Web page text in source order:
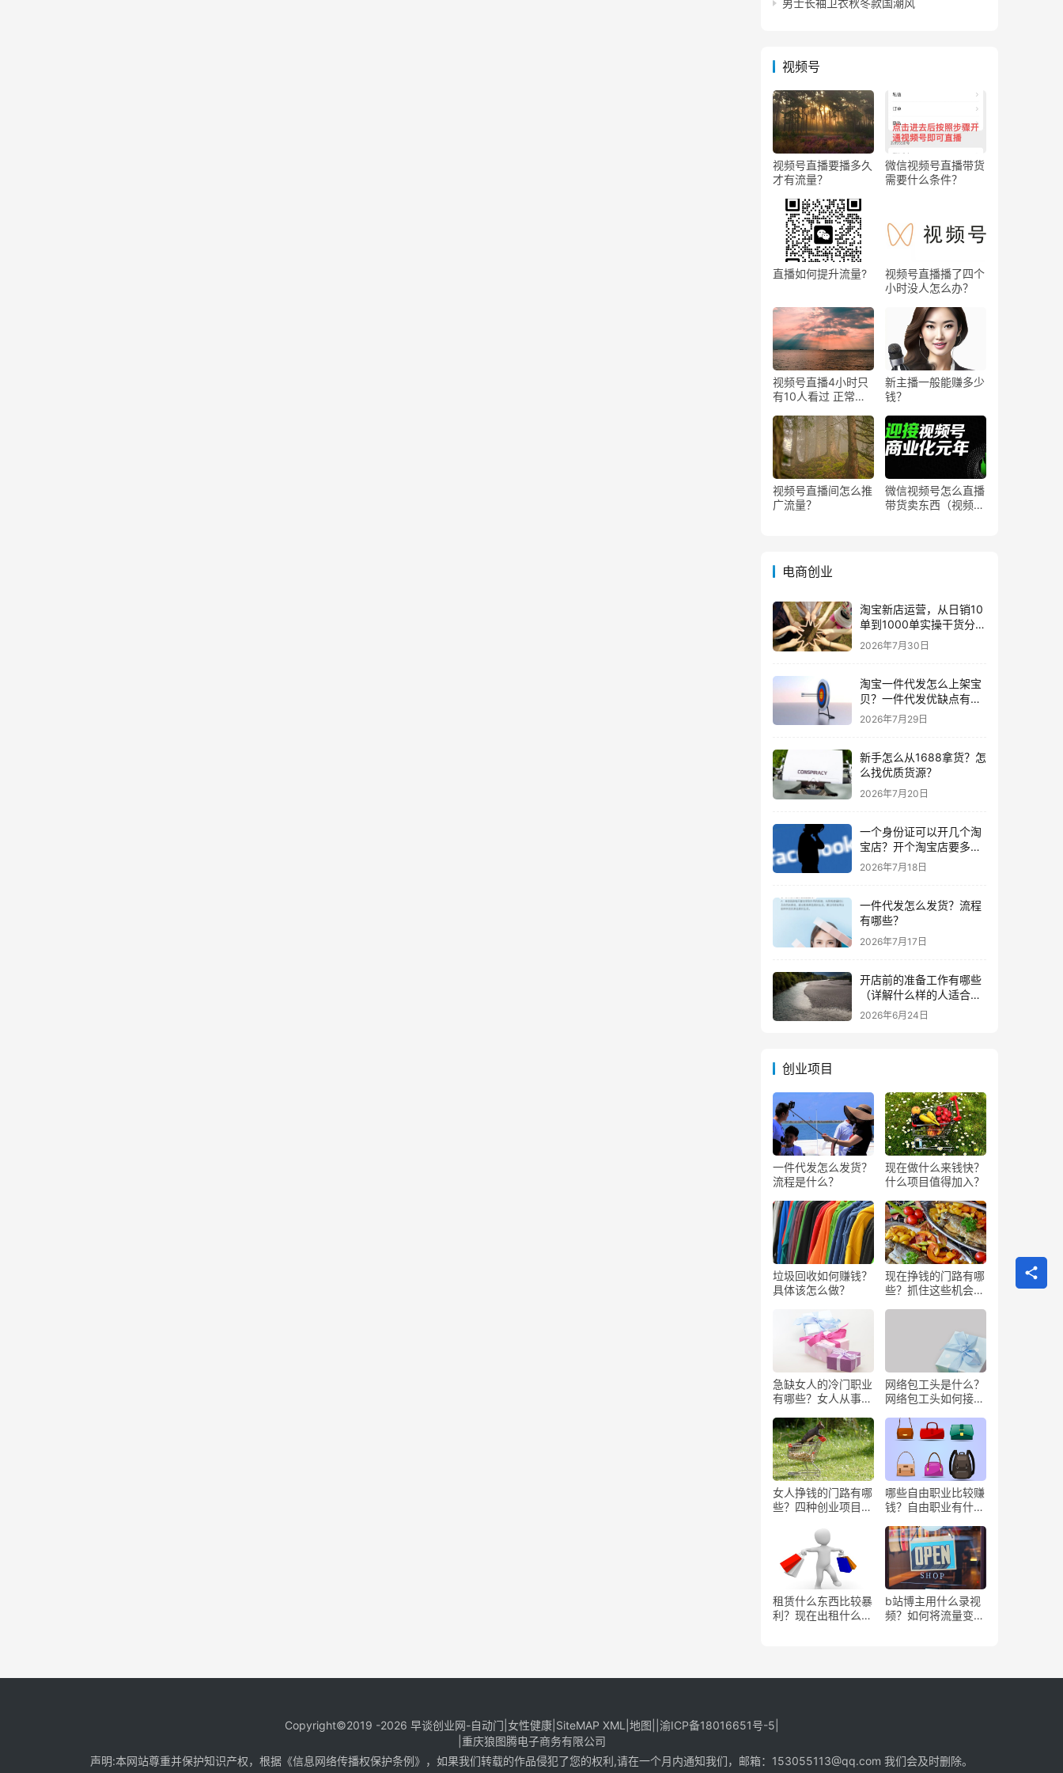
男士长袖卫衣秋冬款国潮风
视频号
视频号直播要播多久
才有流量？
微信视频号直播带货
需要什么条件？
直播如何提升流量?
视频号直播播了四个
小时没人怎么办？
视频号直播4小时只
有10人看过 正常
新主播一般能赚多少
钱？
视频号直播间怎么推
广流量？
微信视频号怎么直播
带货卖东西（视频号
电商创业
淘宝新店运营，从日销10
单到1000单实操干货分
享！
2026年7月30日
淘宝一件代发怎么上架宝
贝？一件代发优缺点有哪
些？
2026年7月29日
新手怎么从1688拿货？怎
么找优质货源？
2026年7月20日
一个身份证可以开几个淘
宝店？开个淘宝店要多少
钱？
2026年7月18日
一件代发怎么发货？流程
有哪些？
2026年7月17日
开店前的准备工作有哪些
（详解什么样的人适合做
生意）
2026年6月24日
创业项目
一件代发怎么发货？
流程是什么？
现在做什么来钱快？
什么项目值得加入？
垃圾回收如何赚钱？
具体该怎么做？
现在挣钱的门路有哪
些？抓住这些机会闷
急缺女人的冷门职业
有哪些？女人从事哪
网络包工头是什么？
网络包工头如何接业
女人挣钱的门路有哪
些？四种创业项目推
哪些自由职业比较赚
钱？自由职业有什么
租赁什么东西比较暴
利？现在出租什么更
b站博主用什么录视
频？如何将流量变
Copyright©2019 -2026 早谈创业网-自动门 女性健康| SiteMAP XML 地图 渝ICP备18016651号-5
重庆狼图腾电子商务有限公司
声明:本网站尊重并保护知识产权，根据《信息网络传播权保护条例》，如果我们转载的作品侵犯了您的权利,请在一个月内通知我们，邮箱：153055113@qq.com 我们会及时删除。